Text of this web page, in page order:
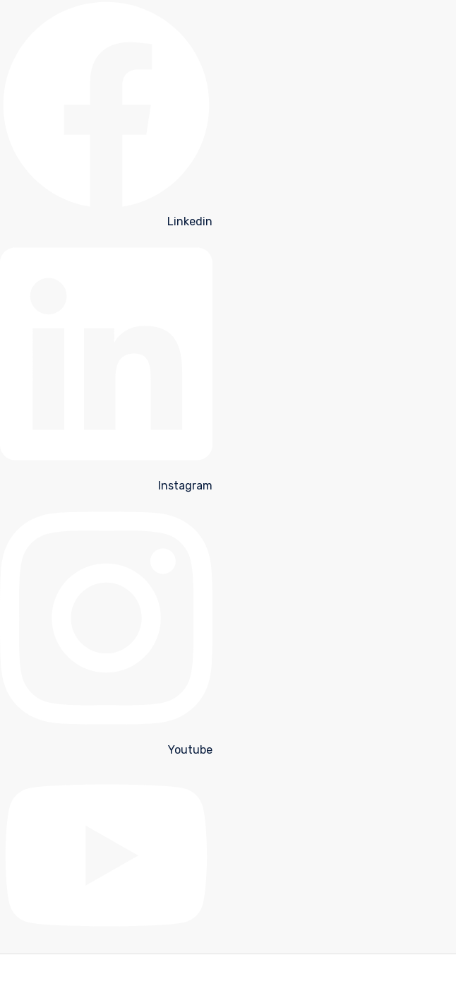
Linkedin
Instagram
Youtube